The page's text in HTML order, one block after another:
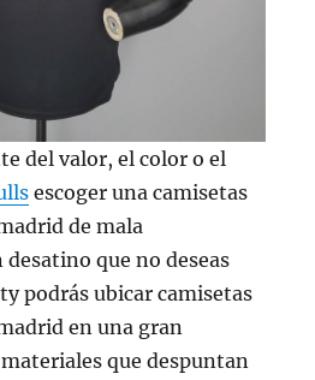
del valor, el color o el
escoger una camisetas
de mala
que no deseas
podrás ubicar camisetas
en una gran
que despuntan